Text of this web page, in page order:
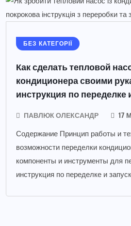
БЕЗ КАТЕГОРІЇ
Как сделать тепловой
кондиционера своими
инструкция по переделке
ПАВЛЮК ОЛЕКСАНДР 17
Содержание Принцип работы и
возможности переделки
компоненты и инструменты для
инструкция по переделке и